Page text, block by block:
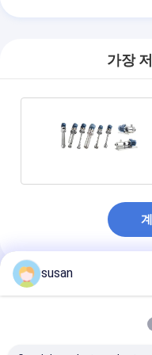
가장
추천된 제품
susan